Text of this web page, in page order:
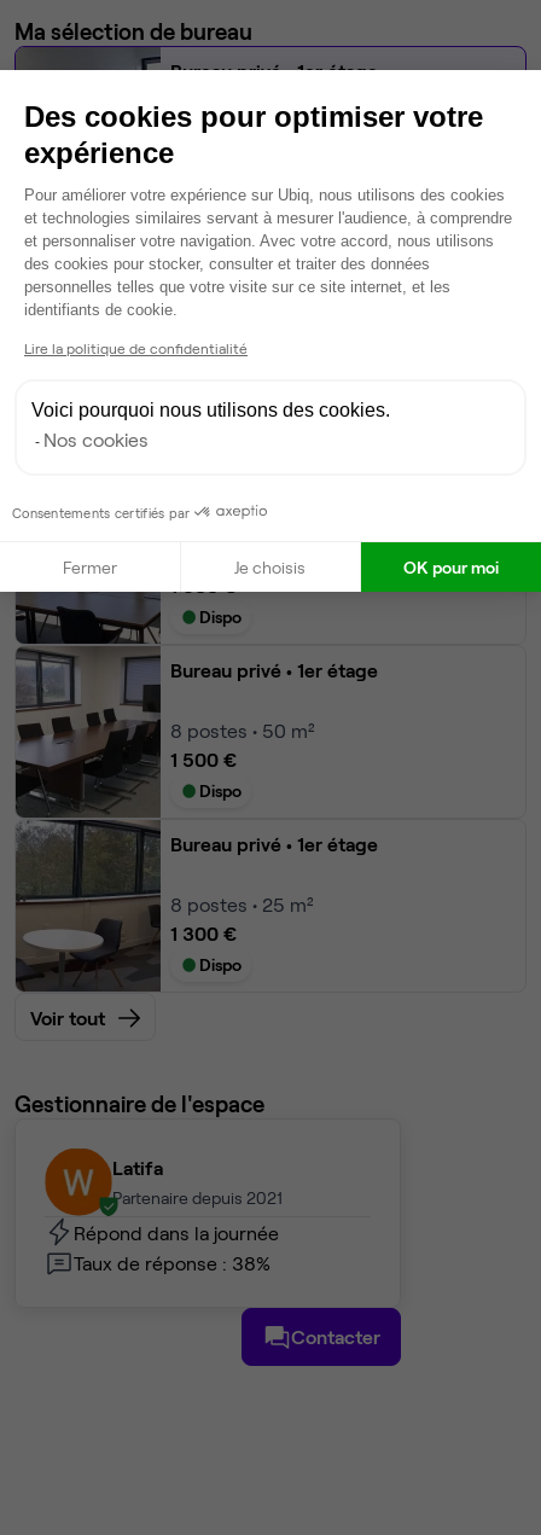
Ma sélection de bureau
Bureau privé• 1er étage
6postes • 37 m²
1 500 €
Dispo
Modifier
Autres bureaux de cet espace :
Bureau privé
1 300 €
postes • 25 m²
Dispo
Bureau privé • 1er étage
8 postes • 50 m²
1 500 €
Dispo
Bureau privé • 1er étage
8 postes • 25 m²
1 300 €
Dispo
Voir tout
Gestionnaire de l'espace
Latifa
Partenaire depuis 2021
Répond dans la journée
Taux de réponse : 38%
Contacter
Des cookies pour optimiser votre
expérience
Plateforme de Gestion du
Pour améliorer votre expérience sur Ubiq, nous utilisons des cookies
et technologies similaires servant à mesurer l'audience, à comprendre
et personnaliser votre navigation. Avec votre accord, nous utilisons
des cookies pour stocker, consulter et traiter des données
personnelles telles que votre visite sur ce site internet, et les
identifiants de cookie.
Lire la politique de confidentialité
Voici pourquoi nous utilisons des cookies.
Nos cookies
Consentements certifiés par
Fermer Je choisis OK pour moi